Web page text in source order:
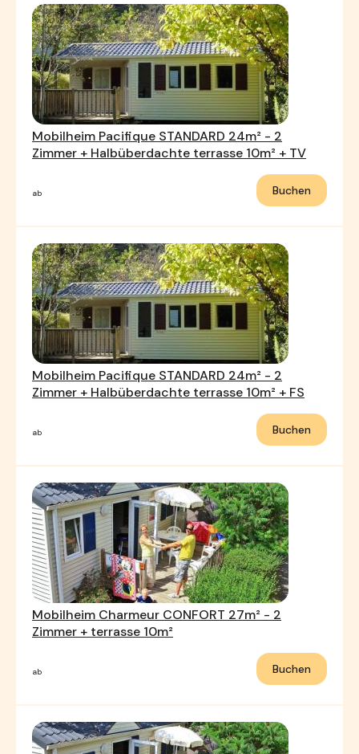
Mobilheim Pacifique STANDARD 24m² - 2
Zimmer + Halbüberdachte terrasse 10m² + TV
ab Buchen
Mobilheim Pacifique STANDARD 24m² - 2
Zimmer + Halbüberdachte terrasse 10m² + FS
ab Buchen
Mobilheim Charmeur CONFORT 27m² - 2
Zimmer + terrasse 10m²
ab Buchen